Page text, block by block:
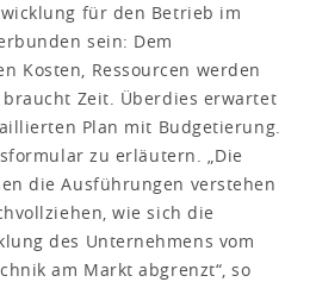
für den Betrieb im
sein: Dem
Kosten, Ressourcen werden
Zeit. Überdies erwartet
Plan mit Budgetierung.
zu erläutern. „Die
die Ausführungen verstehen
wie sich die
des Unternehmens vom
am Markt abgrenzt“, so